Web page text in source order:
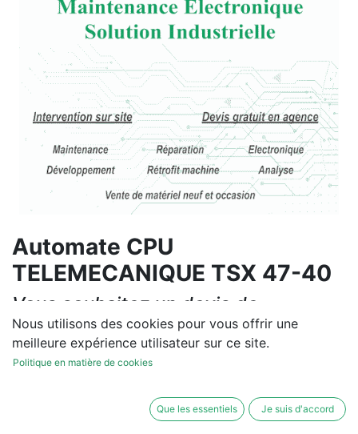
Automate CPU
TELEMECANIQUE TSX 47-40
Vous souhaitez un devis de
réparation ou de vente, un
diagnostic sur site?
Nous utilisons des cookies pour vous offrir une
meilleure expérience utilisateur sur ce site.
Politique en matière de cookies
Que les essentiels Je suis d'accord